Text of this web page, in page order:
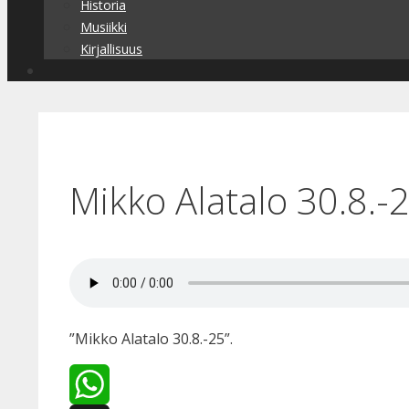
Historia
Musiikki
Kirjallisuus
Mikko Alatalo 30.8.-
”Mikko Alatalo 30.8.-25”.